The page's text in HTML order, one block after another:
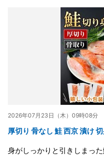
2026年07月23日（木）09時08分
厚切り 骨なし 鮭 西京 漬け
身がしっかりと引きしまっ